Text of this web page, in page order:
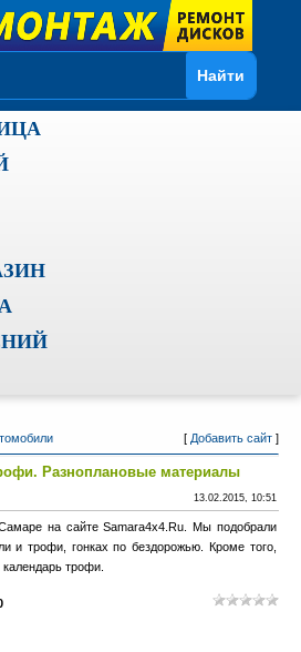
[ Добавить сайт]
Разноплановые материалы
13.02.2015, 10:51
на сайте Samara4x4.Ru. Мы подобрали
и трофи, гонках по бездорожью. Кроме того,
трофи.